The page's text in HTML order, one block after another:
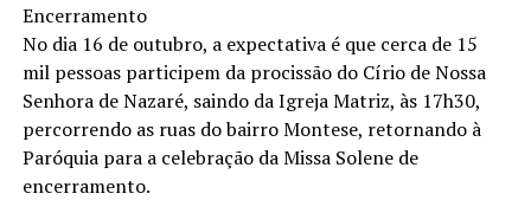
Encerramento
No dia 16 de outubro, a expectativa é que cerca de 15
mil pessoas participem da procissão do Círio de Nossa
Senhora de Nazaré, saindo da Igreja Matriz, às 17h30,
percorrendo as ruas do bairro Montese, retornando à
Paróquia para a celebração da Missa Solene de
encerramento.